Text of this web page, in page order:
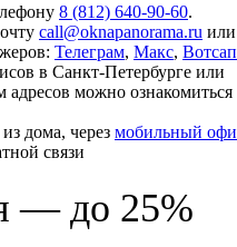
8 (812) 640-90-60.
call@oknapanorama.ru
Телеграм, Макс, Вотсап
в Санкт-Петербурге или
можно ознакомиться
дома, через мобильный
связи
— до 25%